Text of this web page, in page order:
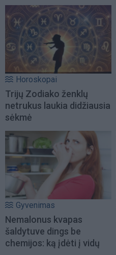
Horoskopai
Trijų Zodiako ženklų
netrukus laukia didžiausia
sėkmė
Gyvenimas
Nemalonus kvapas
šaldytuve dings be
chemijos: ką įdėti į vidų